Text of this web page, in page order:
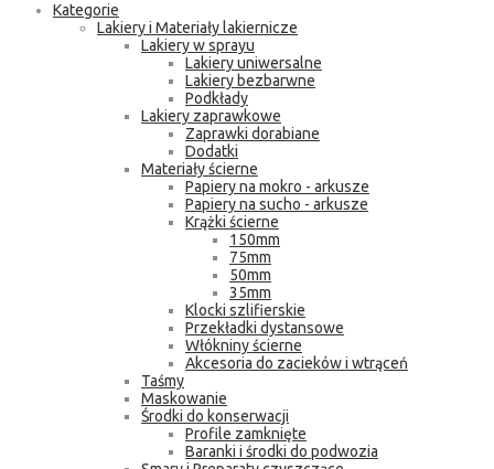
Kategorie
Lakiery i Materiały lakiernicze
Lakiery w sprayu
Lakiery uniwersalne
Lakiery bezbarwne
Podkłady
Lakiery zaprawkowe
Zaprawki dorabiane
Dodatki
Materiały ścierne
Papiery na mokro - arkusze
Papiery na sucho - arkusze
Krążki ścierne
150mm
75mm
50mm
35mm
Klocki szlifierskie
Przekładki dystansowe
Włókniny ścierne
Akcesoria do zacieków i wtrąceń
Taśmy
Maskowanie
Środki do konserwacji
Profile zamknięte
Baranki i środki do podwozia